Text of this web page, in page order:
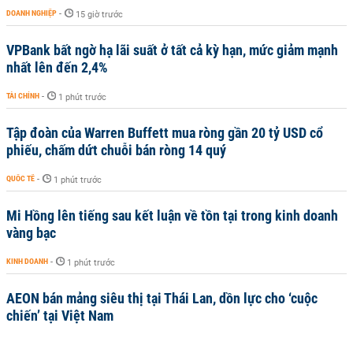
DOANH NGHIỆP - 15 giờ trước
VPBank bất ngờ hạ lãi suất ở tất cả kỳ hạn, mức giảm mạnh
nhất lên đến 2,4%
TÀI CHÍNH - 1 phút trước
Tập đoàn của Warren Buffett mua ròng gần 20 tỷ USD cổ
phiếu, chấm dứt chuỗi bán ròng 14 quý
QUỐC TẾ - 1 phút trước
Mi Hồng lên tiếng sau kết luận về tồn tại trong kinh doanh
vàng bạc
KINH DOANH - 1 phút trước
AEON bán mảng siêu thị tại Thái Lan, dồn lực cho ‘cuộc
chiến’ tại Việt Nam